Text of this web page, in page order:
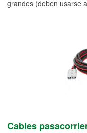
grandes (deben usarse
Cables